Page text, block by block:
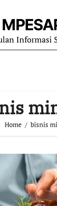
Informasi
Home bisnis